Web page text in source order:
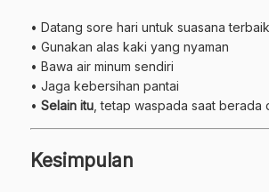
• Datang sore hari untuk suasana terbaik
• Gunakan alas kaki yang nyaman
• Bawa air minum sendiri
• Jaga kebersihan pantai
• Selain itu, tetap waspada saat berada
Kesimpulan